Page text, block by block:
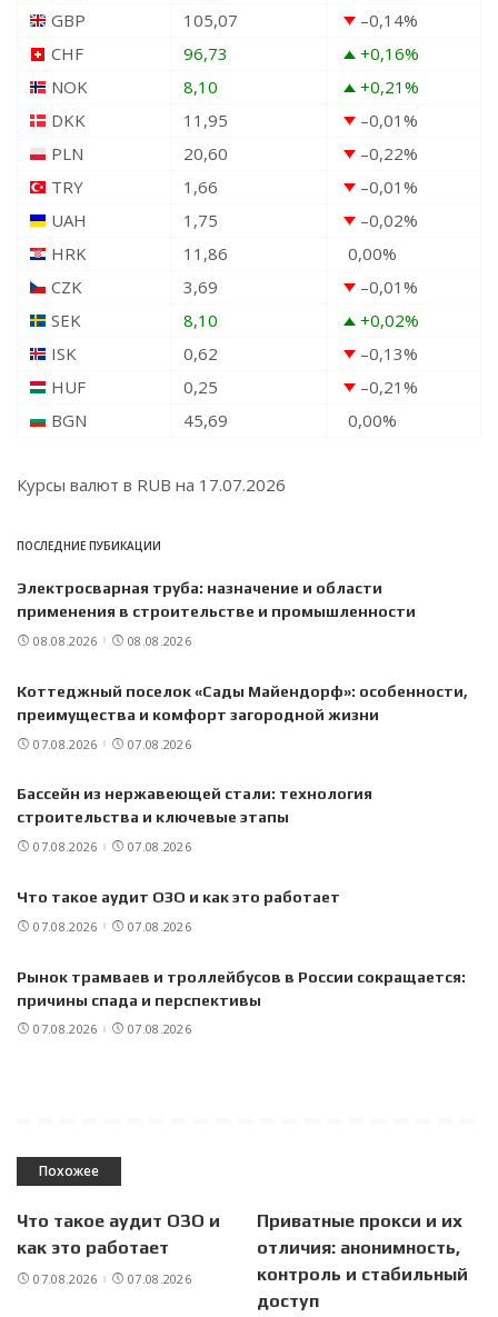
GBP
105,07 –0,14%
CHF
96,73 +0,16%
NOK
8,10 +0,21%
DKK
11,95 –0,01%
PLN
20,60 –0,22%
TRY
1,66 –0,01%
UAH
1,75 –0,02%
HRK
11,86 0,00%
CZK
3,69 –0,01%
SEK
8,10 +0,02%
ISK
0,62 –0,13%
HUF
0,25 –0,21%
BGN
45,69 0,00%
Курсы валют в RUB на 17.07.2026
ПОСЛЕДНИЕ ПУБИКАЦИИ
Электросварная труба: назначение и области
применения в строительстве и промышленности
08.08.2026 08.08.2026
Коттеджный поселок «Сады Майендорф»: особенности,
преимущества и комфорт загородной жизни
07.08.2026 07.08.2026
Бассейн из нержавеющей стали: технология
строительства и ключевые этапы
07.08.2026 07.08.2026
Что такое аудит ОЗО и как это работает
07.08.2026 07.08.2026
Рынок трамваев и троллейбусов в России сокращается:
причины спада и перспективы
07.08.2026 07.08.2026
Похожее
Что такое аудит ОЗО и
как это работает
07.08.2026 07.08.2026
Приватные прокси и их
отличия: анонимность,
контроль и стабильный
доступ